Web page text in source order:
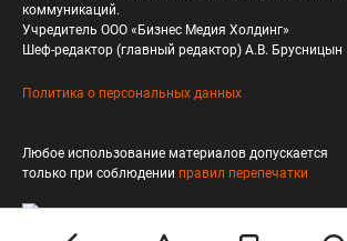
коммуникаций.
Учредитель ООО «Бизнес Медия Холдинг»
Шеф-редактор (главный редактор) А.В. Брусницын
Политика о персональных данных
Любое использование материалов допускается
только при соблюдении правил перепечатки